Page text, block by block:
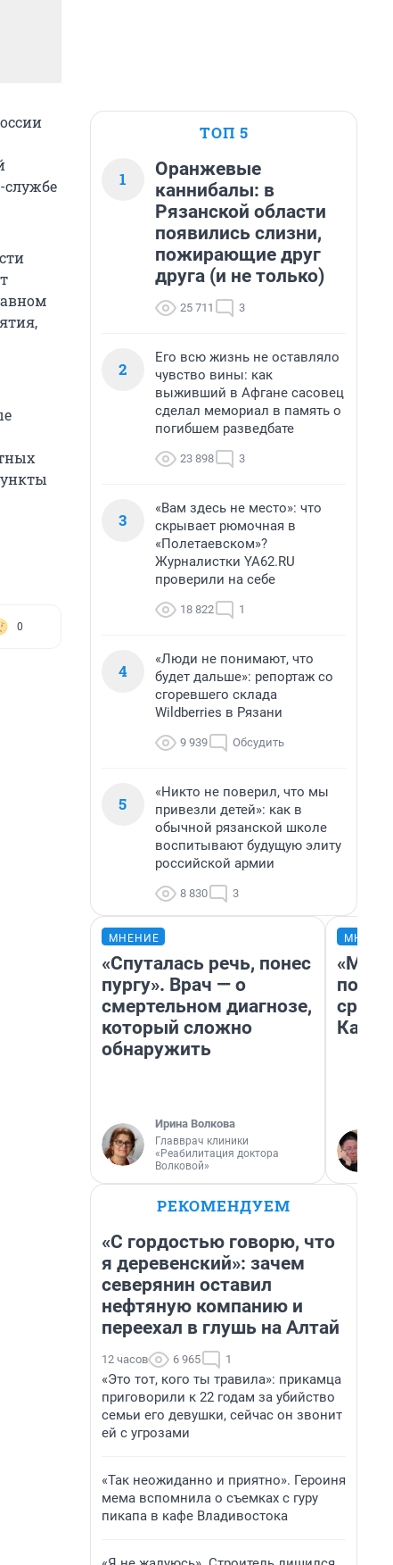
службе
0
ТОП 5
1
Оранжевые
каннибалы: в
Рязанской области
появились слизни,
пожирающие друг
друга (и не только)
25 711 3
2
Его всю жизнь не оставляло
чувство вины: как
выживший в Афгане сасовец
сделал мемориал в память о
погибшем разведбате
23 898 3
3
«Вам здесь не место»: что
скрывает рюмочная в
«Полетаевском»?
Журналистки YA62.RU
проверили на себе
18 822 1
4
«Люди не понимают, что
будет дальше»: репортаж со
сгоревшего склада
Wildberries в Рязани
9 939 Обсудить
5
«Никто не поверил, что мы
привезли детей»: как в
обычной рязанской школе
воспитывают будущую элиту
российской армии
8 830 3
МНЕНИЕ
«Спуталась речь, понес
пургу». Врач — о
смертельном диагнозе,
который сложно
обнаружить
Ирина Волкова
Главврач клиники
«Реабилитация доктора
Волковой»
РЕКОМЕНДУЕМ
«С гордостью говорю, что
я деревенский»: зачем
северянин оставил
нефтяную компанию и
переехал в глушь на Алтай
12 часов 6 965 1
«Это тот, кого ты травила»: прикамца
приговорили к 22 годам за убийство
семьи его девушки, сейчас он звонит
ей с угрозами
«Так неожиданно и приятно». Героиня
мема вспомнила о съемках с гуру
пикапа в кафе Владивостока